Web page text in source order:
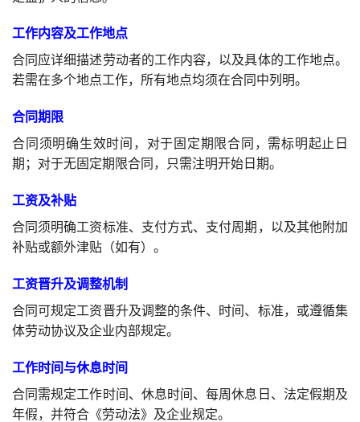
工作内容及工作地点
合同应详细描述劳动者的工作内容，以及具体的工作地点。
若需在多个地点工作，所有地点均须在合同中列明。
合同期限
合同须明确生效时间，对于固定期限合同，需标明起止日
期；对于无固定期限合同，只需注明开始日期。
工资及补贴
合同须明确工资标准、支付方式、支付周期，以及其他附加
补贴或额外津贴（如有）。
工资晋升及调整机制
合同可规定工资晋升及调整的条件、时间、标准，或遵循集
体劳动协议及企业内部规定。
工作时间与休息时间
合同需规定工作时间、休息时间、每周休息日、法定假期及
年假，并符合《劳动法》及企业规定。